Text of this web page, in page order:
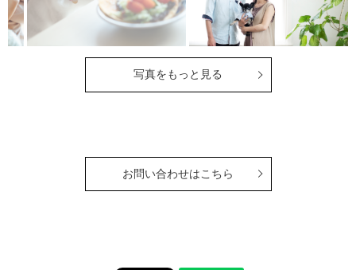
写真をもっと見る
お問い合わせはこちら